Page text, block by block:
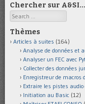
Chercher sur A&SI…
Search
Thèmes
Articles à suites (164)
Analyse de données et
Analyser un FEC avec
Collecter des données
Enregistreur de macros
Extraire les pistes audio
Initiation au Basic (12)